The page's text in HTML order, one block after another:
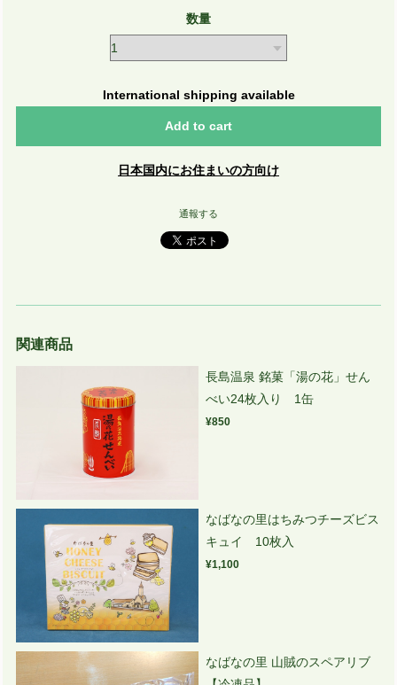
数量
International shipping available
Add to cart
日本国内にお住まいの方向け
通報する
関連商品
長島温泉 銘菓「湯の花」せん
べい24枚入り 1缶
¥850
なばなの里はちみつチーズビス
キュイ 10枚入
¥1,100
なばなの里 山賊のスペアリブ